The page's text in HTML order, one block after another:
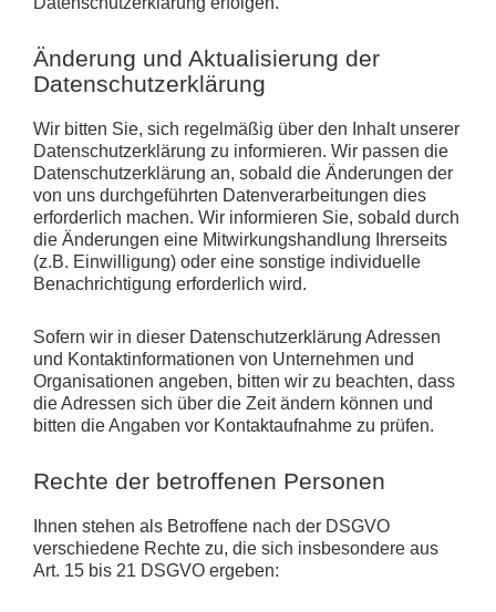
Änderung und Aktualisierung der
Datenschutzerklärung
Wir bitten Sie, sich regelmäßig über den Inhalt unserer
Datenschutzerklärung zu informieren. Wir passen die
Datenschutzerklärung an, sobald die Änderungen der
von uns durchgeführten Datenverarbeitungen dies
erforderlich machen. Wir informieren Sie, sobald durch
die Änderungen eine Mitwirkungshandlung Ihrerseits
(z.B. Einwilligung) oder eine sonstige individuelle
Benachrichtigung erforderlich wird.
Sofern wir in dieser Datenschutzerklärung Adressen
und Kontaktinformationen von Unternehmen und
Organisationen angeben, bitten wir zu beachten, dass
die Adressen sich über die Zeit ändern können und
bitten die Angaben vor Kontaktaufnahme zu prüfen.
Rechte der betroffenen Personen
Ihnen stehen als Betroffene nach der DSGVO
verschiedene Rechte zu, die sich insbesondere aus
Art. 15 bis 21 DSGVO ergeben: